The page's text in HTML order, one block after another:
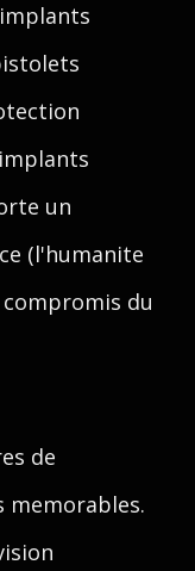
un
(l'humanite
du
de
memorables.